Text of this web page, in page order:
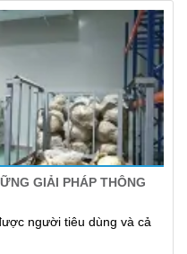
GIẢI PHÁP THÔNG
người tiêu dùng và cả